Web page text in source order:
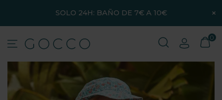
SOLO 24H: BAÑO DE 7€ A 10€ ×
0